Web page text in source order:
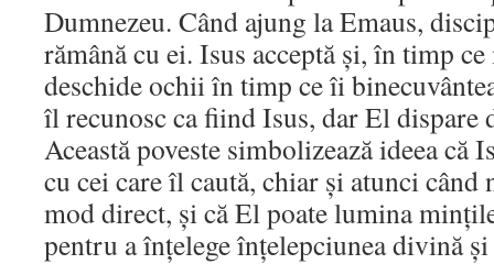
Dumnezeu. Când ajung la Emaus,
rămână cu ei. Isus acceptă și, în timp
deschide ochii în timp ce îi
îl recunosc ca fiind Isus, dar El dispare
Această poveste simbolizează ideea că
cu cei care îl caută, chiar și atunci când
mod direct, și că El poate lumina
pentru a înțelege înțelepciunea divină